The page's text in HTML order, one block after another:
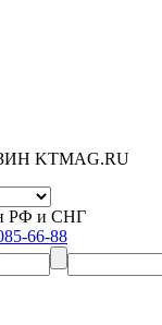
KTMAG.RU
РФ и СНГ
66-88